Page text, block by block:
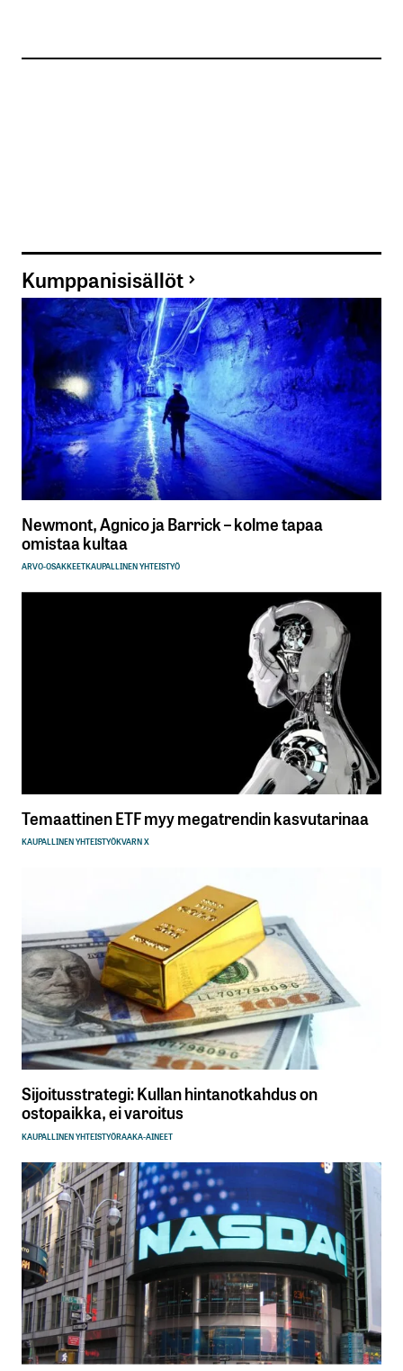
Kumppanisisällöt
Newmont, Agnico ja Barrick – kolme tapaa
omistaa kultaa
ARVO-OSAKKEETKAUPALLINEN YHTEISTYÖ
Temaattinen ETF myy megatrendin kasvutarinaa
KAUPALLINEN YHTEISTYÖKVARN X
Sijoitusstrategi: Kullan hintanotkahdus on
ostopaikka, ei varoitus
KAUPALLINEN YHTEISTYÖRAAKA-AINEET